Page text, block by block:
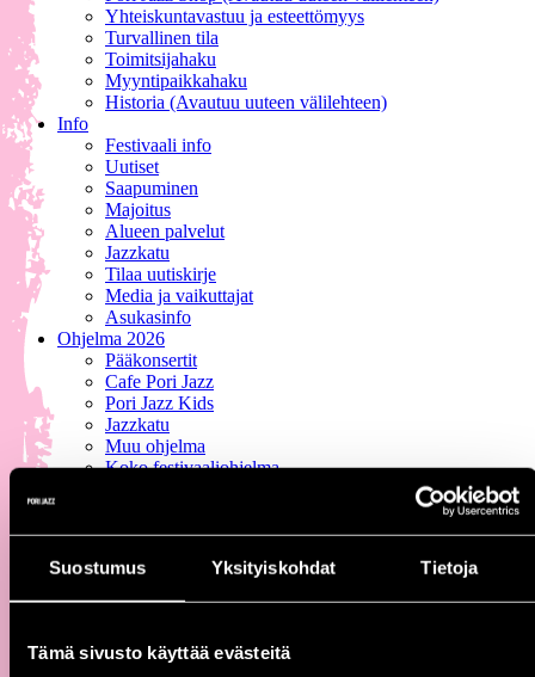
Suostumus Yksityiskohdat Tietoja
Tämä sivusto käyttää evästeitä
Yhteiskuntavastuu ja esteettömyys
Turvallinen tila
Toimitsijahaku
Myyntipaikkahaku
Historia (Avautuu uuteen välilehteen)
Info
Festivaali info
Uutiset
Saapuminen
Majoitus
Alueen palvelut
Jazzkatu
Tilaa uutiskirje
Media ja vaikuttajat
Asukasinfo
Ohjelma 2026
Pääkonsertit
Cafe Pori Jazz
Pori Jazz Kids
Jazzkatu
Muu ohjelma
Koko festivaaliohjelma
Päiväliput ja monipäiväiset
Pori Jazz VIP
Yritys- ja ryhmäliput